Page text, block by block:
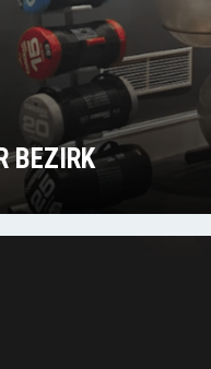
BEZIRK